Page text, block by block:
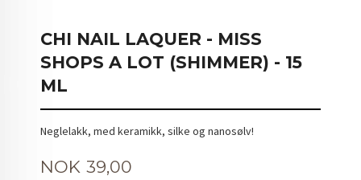
CHI NAIL LAQUER - MISS
SHOPS A LOT (SHIMMER) - 15
ML
Neglelakk, med keramikk, silke og nanosølv!
Tilbud
NOK 39,00